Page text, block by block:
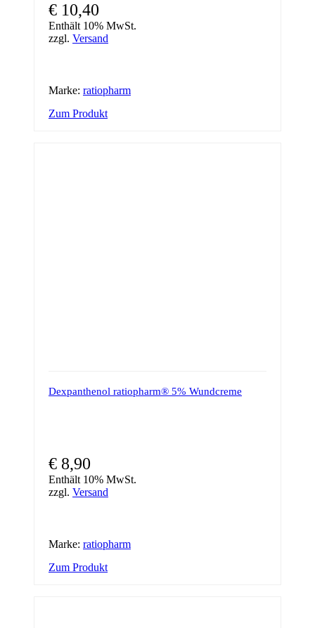
€ 10,40
Enthält 10% MwSt.
zzgl. Versand
Marke: ratiopharm
Zum Produkt
Dexpanthenol ratiopharm® 5% Wundcreme
€ 8,90
Enthält 10% MwSt.
zzgl. Versand
Marke: ratiopharm
Zum Produkt